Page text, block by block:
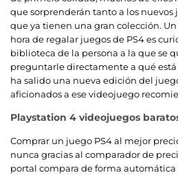
que sorprenderán tanto a los
que ya tienen una gran colección.
hora de regalar juegos de PS4 es
biblioteca de la persona a la que se
preguntarle directamente a qué está
ha salido una nueva edición del
aficionados a ese videojuego
Playstation 4 videojuegos
Comprar un juego PS4 al mejor
nunca gracias al comparador de
portal compara de forma